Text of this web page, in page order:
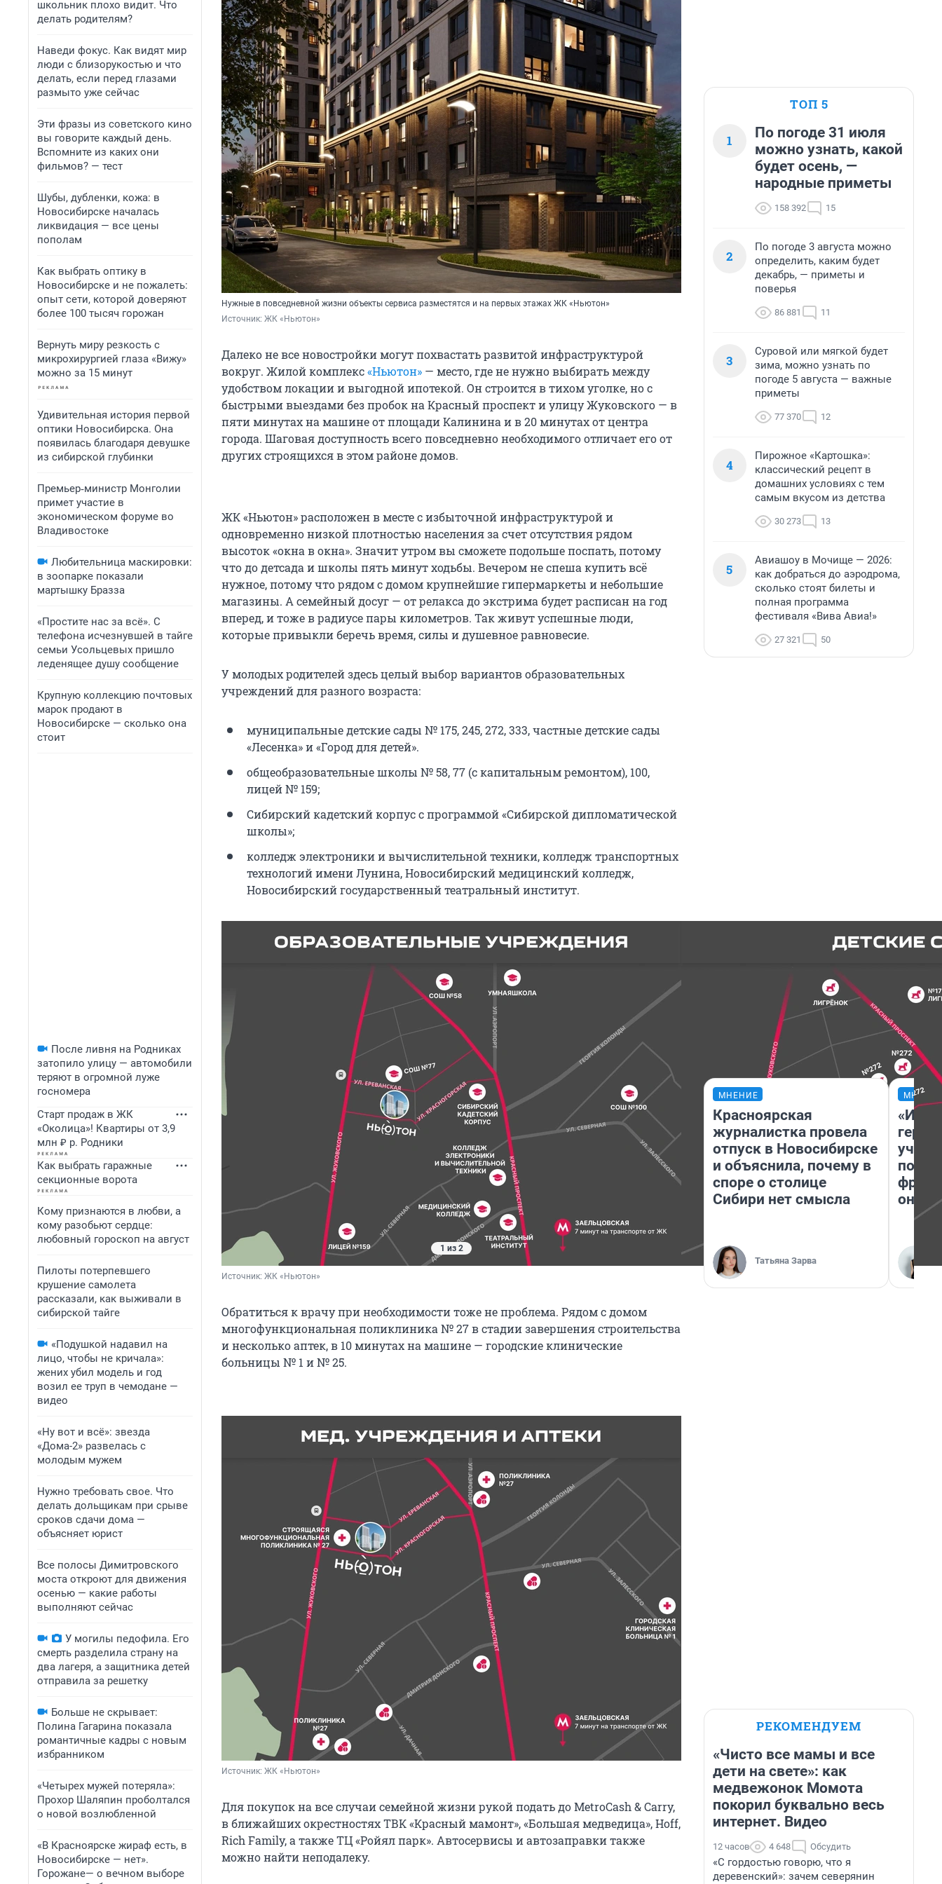
школьник плохо видит. Что
делать родителям?
Наведи фокус. Как видят мир
люди с близорукостью и что
делать, если перед глазами
размыто уже сейчас
Эти фразы из советского кино
вы говорите каждый день.
Вспомните из каких они
фильмов? — тест
Шубы, дубленки, кожа: в
Новосибирске началась
ликвидация — все цены
пополам
Как выбрать оптику в
Новосибирске и не пожалеть:
опыт сети, которой доверяют
более 100 тысяч горожан
Вернуть миру резкость с
микрохирургией глаза «Вижу»
можно за 15 минут
Удивительная история первой
оптики Новосибирска. Она
появилась благодаря девушке
из сибирской глубинки
Премьер‑министр Монголии
примет участие в
экономическом форуме во
Владивостоке
Любительница маскировки:
в зоопарке показали
мартышку Бразза
«Простите нас за всё». С
телефона исчезнувшей в тайге
семьи Усольцевых пришло
леденящее душу сообщение
Крупную коллекцию почтовых
марок продают в
Новосибирске — сколько она
стоит
После ливня на Родниках
затопило улицу — автомобили
теряют в огромной луже
госномера
Старт продаж в ЖК
«Околица»! Квартиры от 3,9
млн ₽ р. Родники
Как выбрать гаражные
секционные ворота
Кому признаются в любви, а
кому разобьют сердце:
любовный гороскоп на август
Пилоты потерпевшего
крушение самолета
рассказали, как выживали в
сибирской тайге
«Подушкой надавил на
лицо, чтобы не кричала»:
жених убил модель и год
возил ее труп в чемодане —
видео
«Ну вот и всё»: звезда
«Дома-2» развелась с
молодым мужем
Нужно требовать свое. Что
делать дольщикам при срыве
сроков сдачи дома —
объясняет юрист
Все полосы Димитровского
моста откроют для движения
осенью — какие работы
выполняют сейчас
У могилы педофила. Его
смерть разделила страну на
два лагеря, а защитника детей
отправила за решетку
Больше не скрывает:
Полина Гагарина показала
романтичные кадры с новым
избранником
«Четырех мужей потеряла»:
Прохор Шаляпин проболтался
о новой возлюбленной
«В Красноярске жираф есть, в
Новосибирске — нет».
Горожане— о вечном выборе
Нужные в повседневной жизни объекты сервиса разместятся и на первых этажах ЖК «Ньютон»
Источник: ЖК «Ньютон»
Далеко не все новостройки могут похвастать развитой инфраструктурой
вокруг. Жилой комплекс«Ньютон» — место, где не нужно выбирать между
удобством локации и выгодной ипотекой. Он строится в тихом уголке, но с
быстрыми выездами без пробок на Красный проспект и улицу Жуковского — в
пяти минутах на машине от площади Калинина и в 20 минутах от центра
города. Шаговая доступность всего повседневно необходимого отличает его от
других строящихся в этом районе домов.
ЖК «Ньютон» расположен в месте с избыточной инфраструктурой и
одновременно низкой плотностью населения за счет отсутствия рядом
высоток «окна в окна». Значит утром вы сможете подольше поспать, потому
что до детсада и школы пять минут ходьбы. Вечером не спеша купить всё
нужное, потому что рядом с домом крупнейшие гипермаркеты и небольшие
магазины. А семейный досуг — от релакса до экстрима будет расписан на год
вперед, и тоже в радиусе пары километров. Так живут успешные люди,
которые привыкли беречь время, силы и душевное равновесие.
У молодых родителей здесь целый выбор вариантов образовательных
учреждений для разного возраста:
муниципальные детские сады № 175, 245, 272, 333, частные детские сады
«Лесенка» и «Город для детей».
общеобразовательные школы № 58, 77 (с капитальным ремонтом), 100,
лицей № 159;
Сибирский кадетский корпус с программой «Сибирской дипломатической
школы»;
колледж электроники и вычислительной техники, колледж транспортных
технологий имени Лунина, Новосибирский медицинский колледж,
Новосибирский государственный театральный институт.
1 из 2
Источник: ЖК «Ньютон»
Обратиться к врачу при необходимости тоже не проблема. Рядом с домом
многофункциональная поликлиника № 27 в стадии завершения строительства
и несколько аптек, в 10 минутах на машине — городские клинические
больницы № 1 и № 25.
Источник: ЖК «Ньютон»
Для покупок на все случаи семейной жизни рукой подать до MetroCash & Carry,
в ближайших окрестностях ТВК «Красный мамонт», «Большая медведица», Hoff,
Rich Family, а также ТЦ «Ройял парк». Автосервисы и автозаправки также
можно найти неподалеку.
ТОП 5
1
По погоде 31 июля
можно узнать, какой
будет осень, —
народные приметы
158 392 15
2
По погоде 3 августа можно
определить, каким будет
декабрь, — приметы и
поверья
86 881 11
3
Суровой или мягкой будет
зима, можно узнать по
погоде 5 августа — важные
приметы
77 370 12
4
Пирожное «Картошка»:
классический рецепт в
домашних условиях с тем
самым вкусом из детства
30 273 13
5
Авиашоу в Мочище — 2026:
как добраться до аэродрома,
сколько стоят билеты и
полная программа
фестиваля «Вива Авиа!»
27 321 50
МНЕНИЕ
Красноярская
журналистка провела
отпуск в Новосибирске
и объяснила, почему в
споре о столице
Сибири нет смысла
Татьяна Зарва
учит
она
РЕКОМЕНДУЕМ
«Чисто все мамы и все
дети на свете»: как
медвежонок Момота
покорил буквально весь
интернет. Видео
12 часов 4 648 Обсудить
«С гордостью говорю, что я
деревенский»: зачем северянин